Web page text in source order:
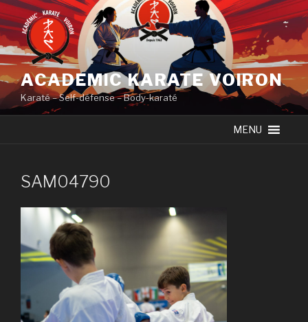
Skip
to
content
ACADEMIC KARATE VOIRON
Karaté – Self-défense – Body-karaté
MENU
SAM04790